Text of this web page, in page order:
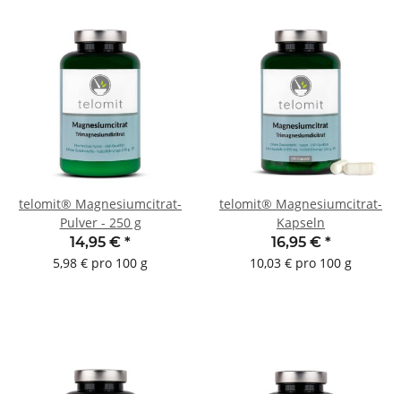
telomit® Magnesiumcitrat-
Pulver - 250 g
14,95 € *
5,98 € pro 100 g
telomit® Magnesiumcitrat-
Kapseln
16,95 € *
10,03 € pro 100 g